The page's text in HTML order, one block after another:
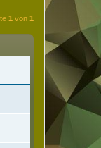
1 von 1